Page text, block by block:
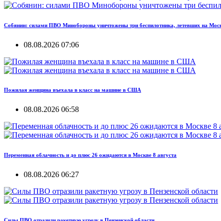
Собянин: силами ПВО Минобороны уничтожены три беспилотника, летевших на
08.08.2026 07:06
Пожилая женщина въехала в класс на машине в США
08.08.2026 06:58
Переменная облачность и до плюс 26 ожидаются в Москве 8 августа
08.08.2026 06:27